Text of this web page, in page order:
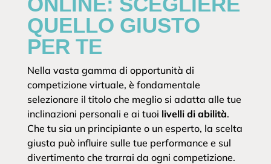
QUELLO GIUSTO
PER TE
Nella vasta gamma di opportunità di
competizione virtuale, è fondamentale
selezionare il titolo che meglio si adatta alle tue
inclinazioni personali e ai tuoi livelli di abilità.
Che tu sia un principiante o un esperto, la scelta
giusta può influire sulle tue performance e sul
divertimento che trarrai da ogni competizione.